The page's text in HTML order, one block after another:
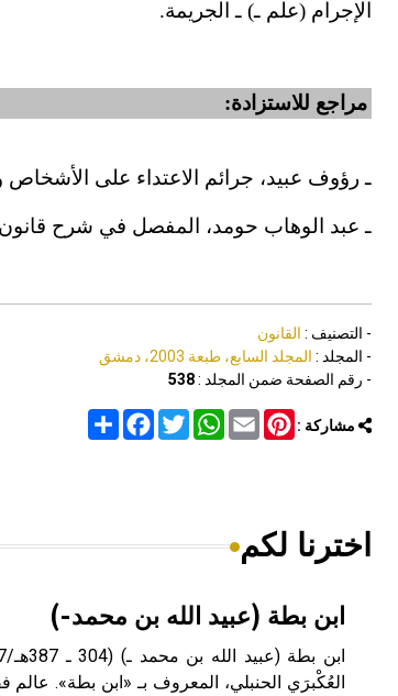
الإجرام (علم ـ) ـ الجريمة.
مراجع للاستزادة:
ـ رؤوف عبيد، جرائم الاعتداء على الأشخاص
ـ عبد الوهاب حومد، المفصل في شرح
- التصنيف : القانون
- المجلد : المجلد السابع، طبعة 2003، دمشق
- رقم الصفحة ضمن المجلد :538
مشاركة : Share
FacebookTwitter
WhatsAppEmail
Pinterest
اخترنا لكم
ابن بطة (عبيد الله بن محمد-)
العُكْبرَي الحنبلي، المعروف بـ «ابن بطة».